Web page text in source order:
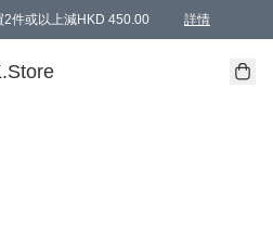
件或以上減HKD 450.00 詳情
員等級）AAPE products, members can
（適用於 特定的送貨方式 )